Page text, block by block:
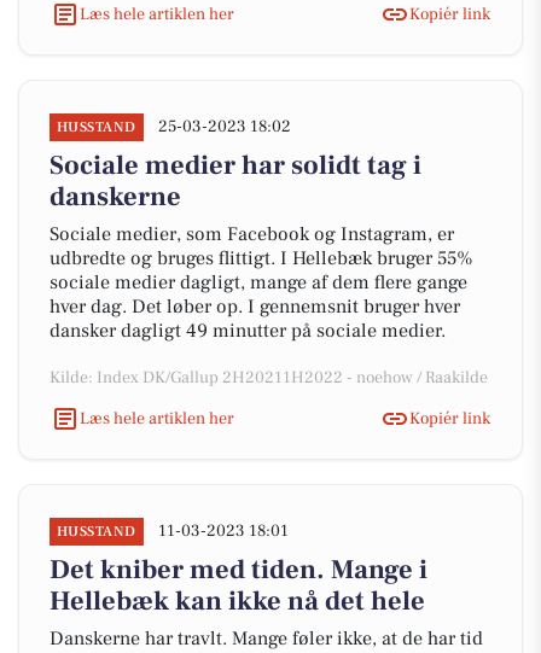
Læs hele artiklen her
Kopiér link
HUSSTAND 25-03-2023 18:02
Sociale medier har solidt tag i
danskerne
Sociale medier, som Facebook og Instagram, er
udbredte og bruges flittigt. I Hellebæk bruger 55%
sociale medier dagligt, mange af dem flere gange
hver dag. Det løber op. I gennemsnit bruger hver
dansker dagligt 49 minutter på sociale medier.
Kilde: Index DK/Gallup 2H20211H2022 - noehow / Raakilde
Læs hele artiklen her
Kopiér link
HUSSTAND 11-03-2023 18:01
Det kniber med tiden. Mange i
Hellebæk kan ikke nå det hele
Danskerne har travlt. Mange føler ikke, at de har tid